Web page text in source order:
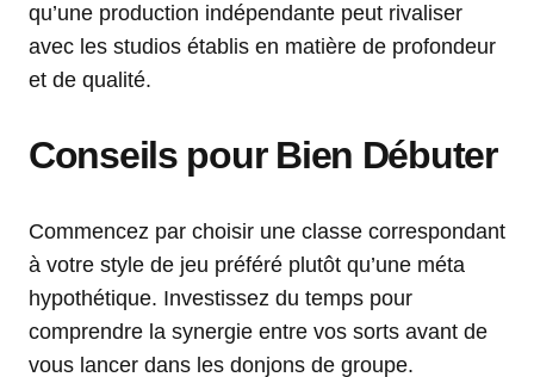
qu’une production indépendante peut rivaliser
avec les studios établis en matière de profondeur
et de qualité.
Conseils pour Bien Débuter
Commencez par choisir une classe correspondant
à votre style de jeu préféré plutôt qu’une méta
hypothétique. Investissez du temps pour
comprendre la synergie entre vos sorts avant de
vous lancer dans les donjons de groupe.